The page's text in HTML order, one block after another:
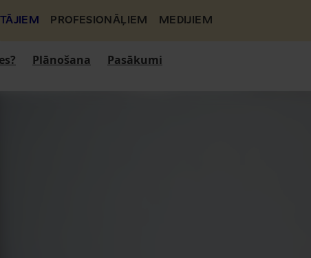
PROFESIONĀĻIEM MEDIJIEM
Plānošana Pasākumi